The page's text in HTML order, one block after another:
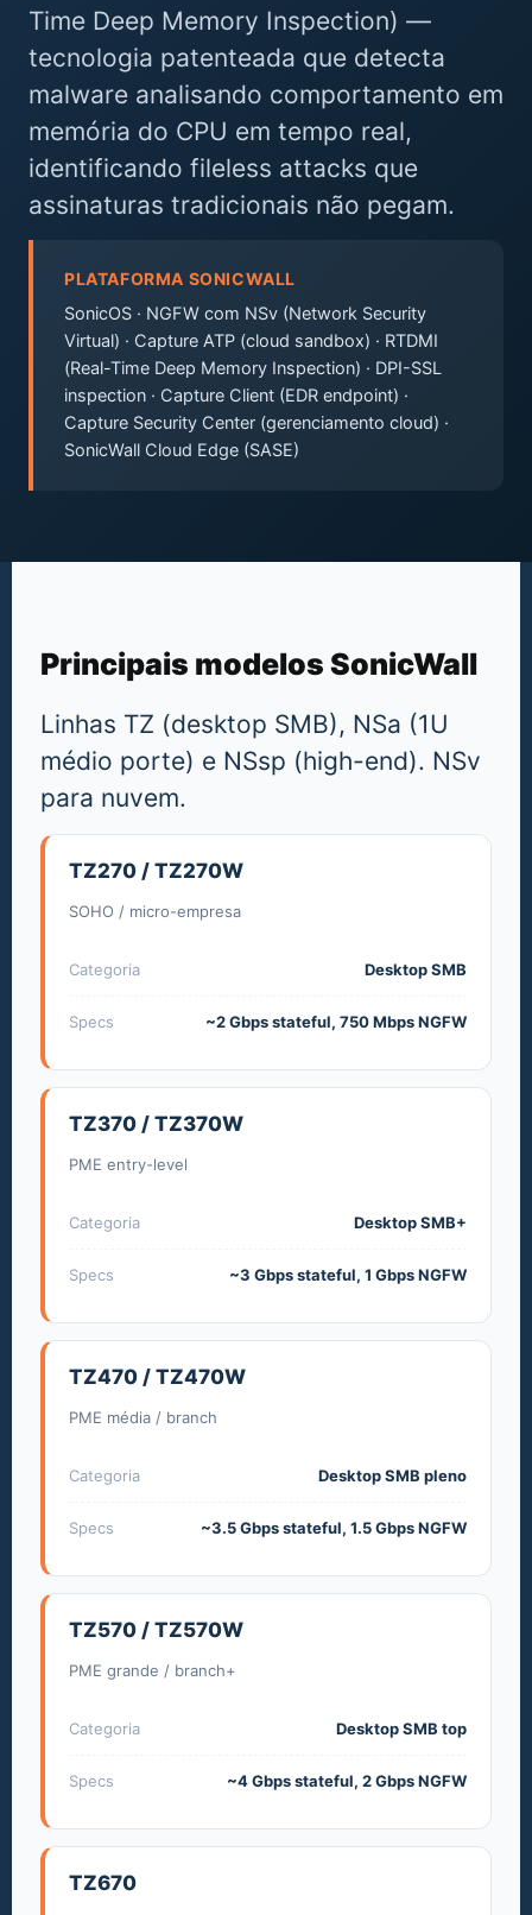
Time Deep Memory Inspection) —
tecnologia patenteada que detecta
malware analisando comportamento em
memória do CPU em tempo real,
identificando fileless attacks que
assinaturas tradicionais não pegam.
PLATAFORMA SONICWALL
SonicOS · NGFW com NSv (Network Security
Virtual) · Capture ATP (cloud sandbox) · RTDMI
(Real-Time Deep Memory Inspection) · DPI-SSL
inspection · Capture Client (EDR endpoint) ·
Capture Security Center (gerenciamento cloud) ·
SonicWall Cloud Edge (SASE)
Principais modelos SonicWall
Linhas TZ (desktop SMB), NSa (1U
médio porte) e NSsp (high-end). NSv
para nuvem.
TZ270 / TZ270W
SOHO / micro-empresa
Categoria Desktop SMB
Specs ~2 Gbps stateful, 750 Mbps NGFW
TZ370 / TZ370W
PME entry-level
Categoria Desktop SMB+
Specs ~3 Gbps stateful, 1 Gbps NGFW
TZ470 / TZ470W
PME média / branch
Categoria Desktop SMB pleno
Specs ~3.5 Gbps stateful, 1.5 Gbps NGFW
TZ570 / TZ570W
PME grande / branch+
Categoria Desktop SMB top
Specs ~4 Gbps stateful, 2 Gbps NGFW
TZ670